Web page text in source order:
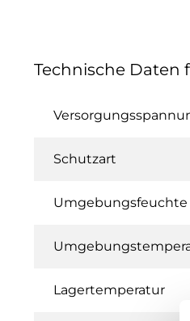
Technische Daten
Schutzart
Lagertemperatur